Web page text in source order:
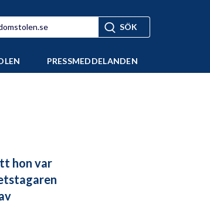
PRESSMEDDELANDEN
hon var